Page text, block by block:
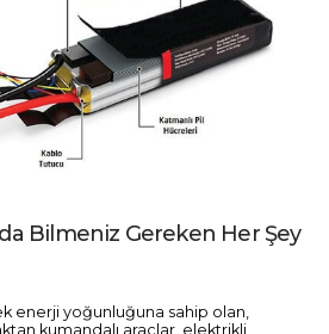
Bilmeniz Gereken Her Şey
enerji yoğunluğuna sahip olan,
kumandalı araçlar, elektrikli